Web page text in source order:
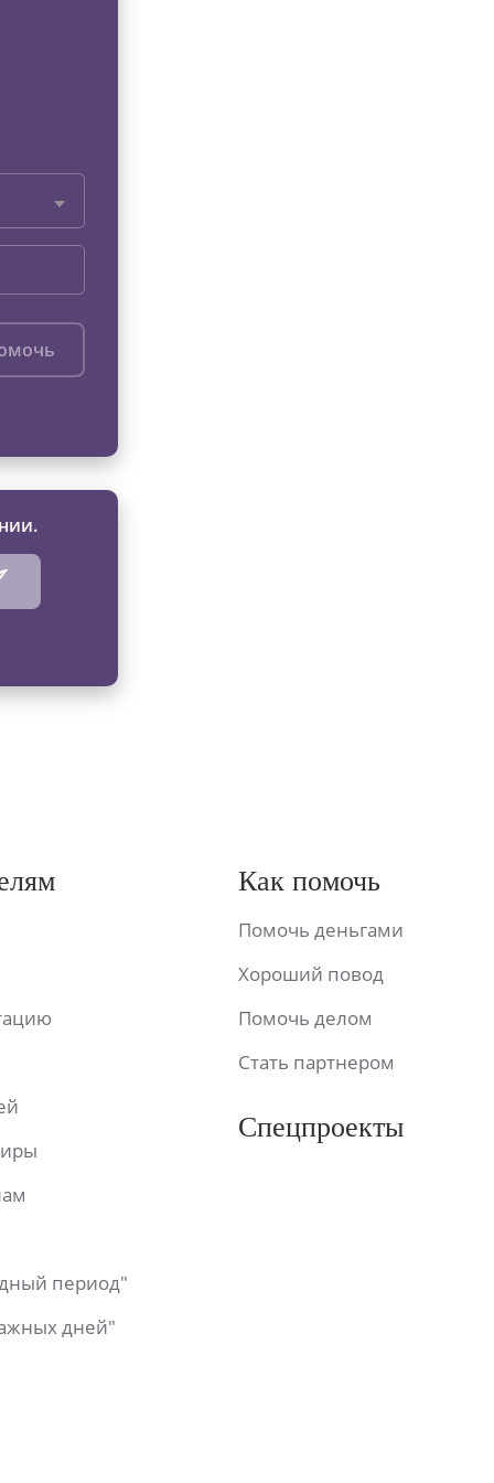
период"
дней"
Как помочь
Помочь деньгами
Хороший повод
Помочь делом
Стать партнером
Спецпроекты